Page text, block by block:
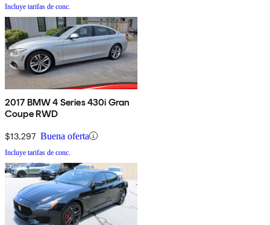
Incluye tarifas de conc.
2017 BMW 4 Series 430i Gran
Coupe RWD
$13,297 Buena oferta
Incluye tarifas de conc.